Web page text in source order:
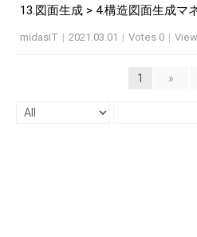
13.図面生成 > 4.構造図面生成マ
midasIT | 2021.03.01 | Votes 0 |
1 »